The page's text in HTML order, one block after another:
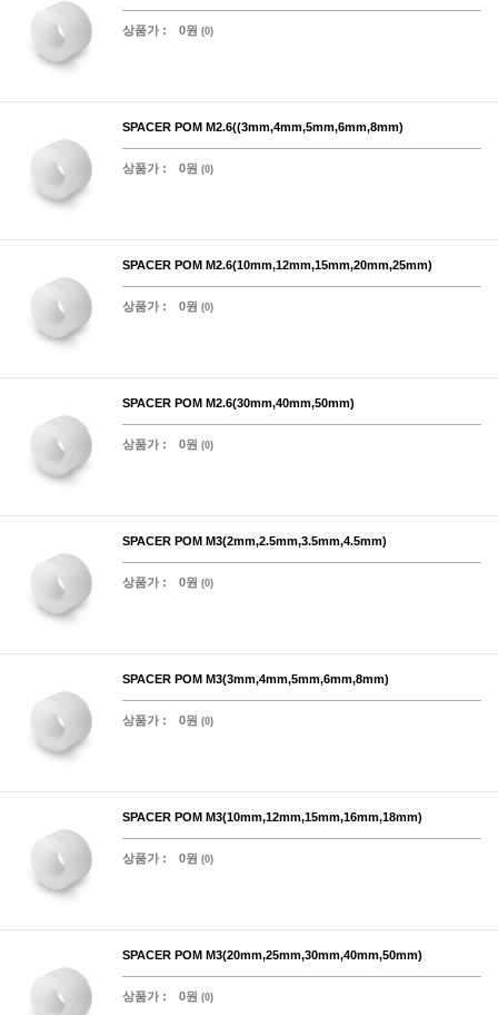
상품가 : 0원 (0)
SPACER POM M2.6((3mm,4mm,5mm,6mm,8mm)
상품가 : 0원 (0)
SPACER POM M2.6(10mm,12mm,15mm,20mm,25mm)
상품가 : 0원 (0)
SPACER POM M2.6(30mm,40mm,50mm)
상품가 : 0원 (0)
SPACER POM M3(2mm,2.5mm,3.5mm,4.5mm)
상품가 : 0원 (0)
SPACER POM M3(3mm,4mm,5mm,6mm,8mm)
상품가 : 0원 (0)
SPACER POM M3(10mm,12mm,15mm,16mm,18mm)
상품가 : 0원 (0)
SPACER POM M3(20mm,25mm,30mm,40mm,50mm)
상품가 : 0원 (0)